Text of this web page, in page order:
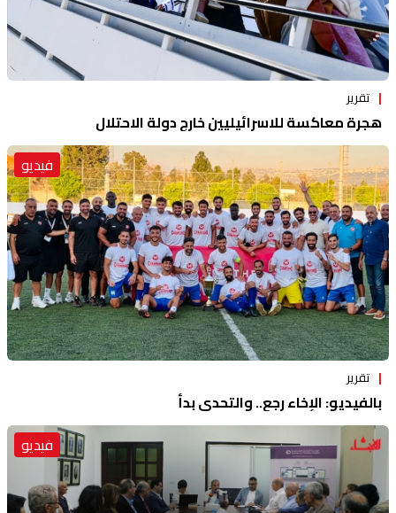
تقرير
هجرة معاكسة للاسرائيليين خارج دولة الاحتلال
فيديو
تقرير
بالفيديو: الإخاء رجع.. والتحدي بدأ
فيديو